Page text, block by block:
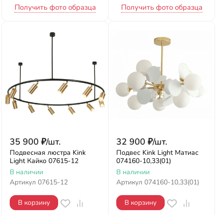
Получить фото образца Получить фото образца
35 900 ₽/шт.
Подвесная люстра Kink
Light Кайко 07615-12
В наличии
Артикул 07615-12
В корзину
32 900 ₽/шт.
Подвес Kink Light Матиас
074160-10,33(01)
В наличии
Артикул 074160-10,33(01)
В корзину